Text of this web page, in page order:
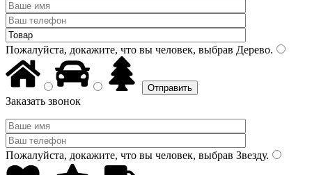
Пожалуйста, докажите, что вы человек, выбрав Дерево.
Заказать звонок
Пожалуйста, докажите, что вы человек, выбрав Звезду.